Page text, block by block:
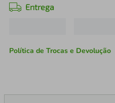
Entrega
Política de Trocas e Devolução